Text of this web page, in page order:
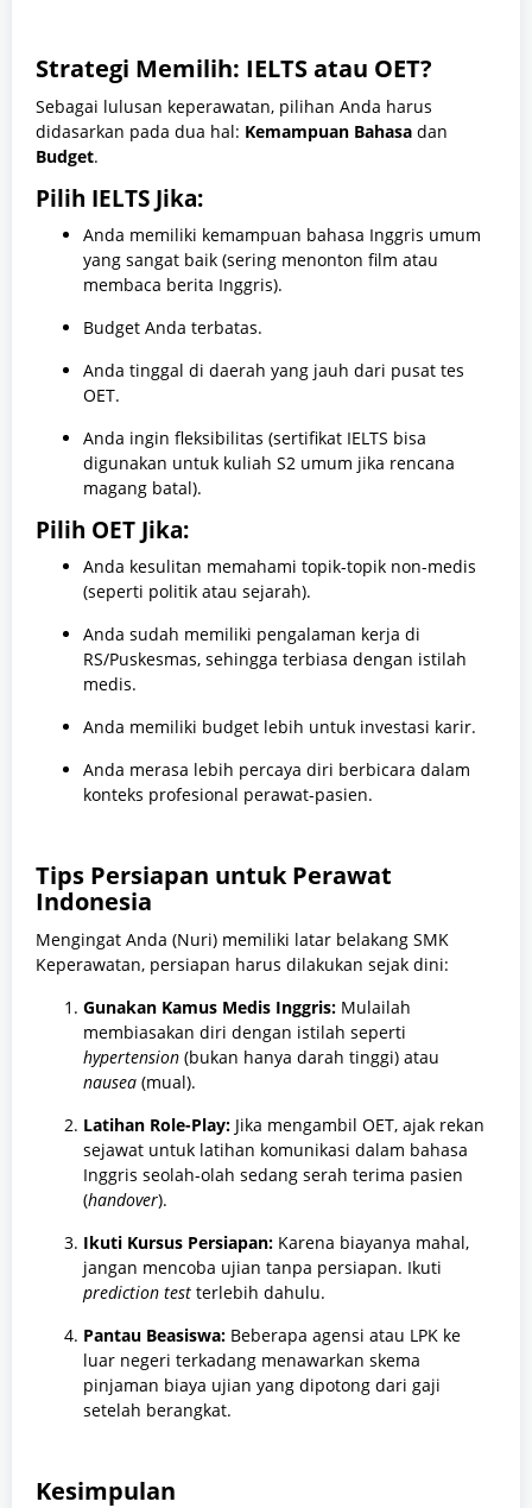
Strategi Memilih: IELTS atau OET?
Sebagai lulusan keperawatan, pilihan Anda harus
didasarkan pada dua hal: Kemampuan Bahasa dan
Budget.
Pilih IELTS Jika:
Anda memiliki kemampuan bahasa Inggris umum
yang sangat baik (sering menonton film atau
membaca berita Inggris).
Budget Anda terbatas.
Anda tinggal di daerah yang jauh dari pusat tes
OET.
Anda ingin fleksibilitas (sertifikat IELTS bisa
digunakan untuk kuliah S2 umum jika rencana
magang batal).
Pilih OET Jika:
Anda kesulitan memahami topik-topik non-medis
(seperti politik atau sejarah).
Anda sudah memiliki pengalaman kerja di
RS/Puskesmas, sehingga terbiasa dengan istilah
medis.
Anda memiliki budget lebih untuk investasi karir.
Anda merasa lebih percaya diri berbicara dalam
konteks profesional perawat-pasien.
Tips Persiapan untuk Perawat
Indonesia
Mengingat Anda (Nuri) memiliki latar belakang SMK
Keperawatan, persiapan harus dilakukan sejak dini:
Gunakan Kamus Medis Inggris: Mulailah
membiasakan diri dengan istilah seperti
hypertension (bukan hanya darah tinggi) atau
nausea (mual).
Latihan Role-Play: Jika mengambil OET, ajak rekan
sejawat untuk latihan komunikasi dalam bahasa
Inggris seolah-olah sedang serah terima pasien
(handover).
Ikuti Kursus Persiapan: Karena biayanya mahal,
jangan mencoba ujian tanpa persiapan. Ikuti
prediction test terlebih dahulu.
Pantau Beasiswa: Beberapa agensi atau LPK ke
luar negeri terkadang menawarkan skema
pinjaman biaya ujian yang dipotong dari gaji
setelah berangkat.
Kesimpulan